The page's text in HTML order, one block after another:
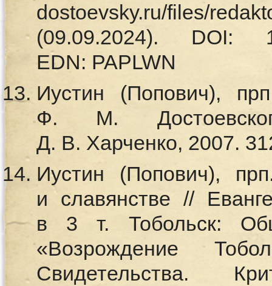
dostoevsky.ru/files/
(09.09.2024). DOI:
EDN: PAPLWN
Иустин (Попович),
Ф. М.
Д. В. Харченко, 2007.
Иустин (Попович),
и славянстве //
в 3 т. Тобольск:
«Возрождение
Свидетельства.